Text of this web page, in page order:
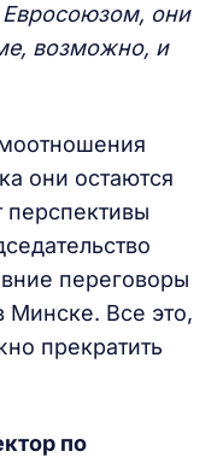
Евросоюзом, они
возможно, и
они остаются
переговоры
Минске. Все это,
прекратить
по